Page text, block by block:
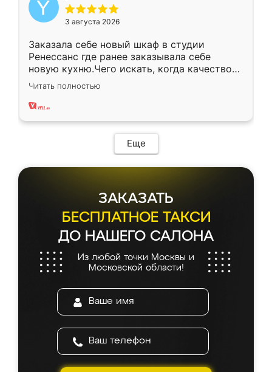
3 августа 2026
Заказала себе новый шкаф в студии
Ренессанс где ранее заказывала себе
новую кухню.Чего искать, когда качеством
вполне довольна. Служит кухня уже почти
два года, нареканий нет.
Читать полностью
Еще
ЗАКАЗАТЬ
БЕСПЛАТНОЕ ТАКСИ
ДО НАШЕГО САЛОНА
Из любой точки Москвы и
Московской области!